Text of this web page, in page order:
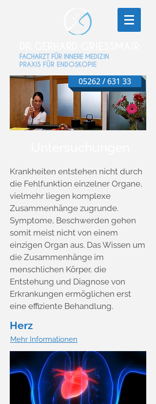
05262 / 631 33
Krankheiten entstehen nicht durch
die Fehlfunktion einzelner Organe,
vielmehr liegen komplexe
Zusammenhänge zugrunde.
Symptome, Beschwerden gehen
somit meist nicht von einem
einzigen Organ aus. Das Wissen um
die Zusammenhänge im
menschlichen Körper, die
Entstehung und Diagnose von
Erkrankungen ermöglichen erst
eine effiziente Behandlung.
Herz
Mehr Informationen